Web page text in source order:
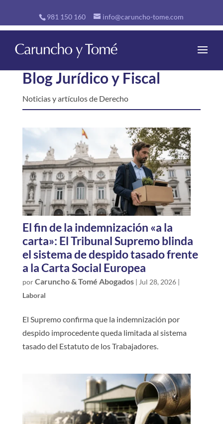
981 150 160 info@caruncho-tome.com
Blog Jurídico y Fiscal
Noticias y artículos de Derecho
El fin de la indemnización «a la
carta»: El Tribunal Supremo blinda
el sistema de despido tasado frente
a la Carta Social Europea
porCaruncho & Tomé Abogados| Jul 28, 2026|
Laboral
El Supremo confirma que la indemnización por
despido improcedente queda limitada al sistema
tasado del Estatuto de los Trabajadores.